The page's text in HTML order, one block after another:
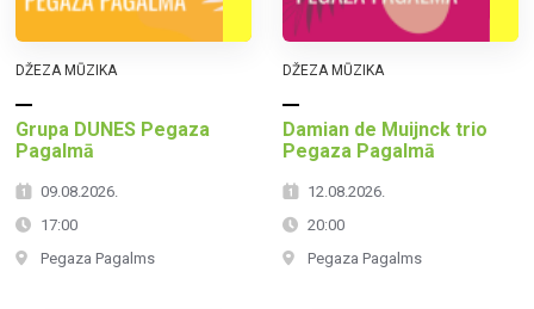
DŽEZA MŪZIKA
Grupa DUNES Pegaza
Pagalmā
09.08.2026.
17:00
Pegaza Pagalms
DŽEZA MŪZIKA
Damian de Muijnck trio
Pegaza Pagalmā
12.08.2026.
20:00
Pegaza Pagalms